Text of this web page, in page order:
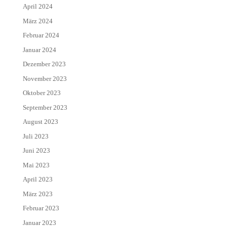
April 2024
März 2024
Februar 2024
Januar 2024
Dezember 2023
November 2023
Oktober 2023
September 2023
August 2023
Juli 2023
Juni 2023
Mai 2023
April 2023
März 2023
Februar 2023
Januar 2023